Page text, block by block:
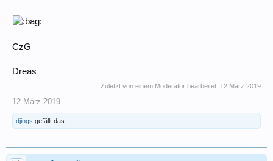
CzG
Dreas
Zuletzt von einem Moderator bearbeitet: 12.März.2019
12.März.2019
djings gefällt das.